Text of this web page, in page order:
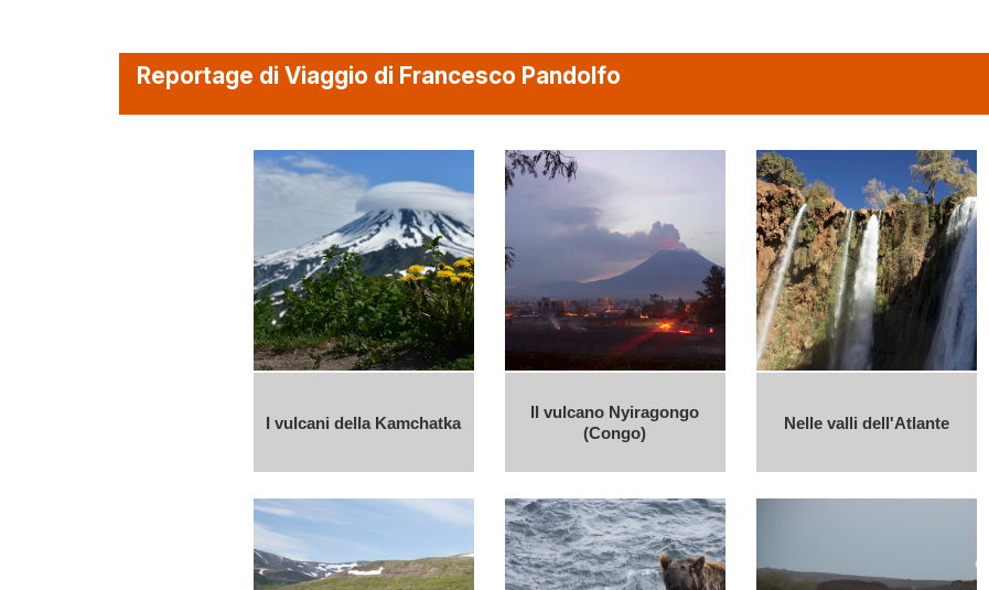
Reportage di Viaggio di Francesco Pandolfo
I vulcani della Kamchatka
Il vulcano Nyiragongo
(Congo)
Nelle valli dell'Atlante